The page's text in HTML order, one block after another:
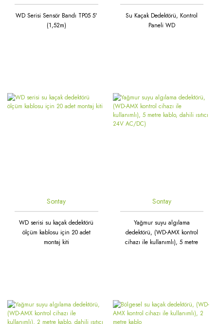
WD Serisi Sensör Bandı TP05 5'
(1,52m)
Su Kaçak Dedektörü, Kontrol
Paneli WD
Sontay
WD serisi su kaçak dedektörü
ölçüm kablosu için 20 adet
montaj kiti
Sontay
Yağmur suyu algılama
dedektörü, (WD-AMX kontrol
cihazı ile kullanımlı), 5 metre